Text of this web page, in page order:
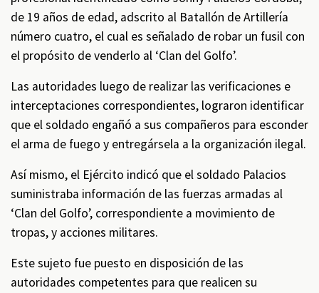
de 19 años de edad, adscrito al Batallón de Artillería
número cuatro, el cual es señalado de robar un fusil con
el propósito de venderlo al ‘Clan del Golfo’.
Las autoridades luego de realizar las verificaciones e
interceptaciones correspondientes, lograron identificar
que el soldado engañó a sus compañeros para esconder
el arma de fuego y entregársela a la organización ilegal.
Así mismo, el Ejército indicó que el soldado Palacios
suministraba información de las fuerzas armadas al
‘Clan del Golfo’, correspondiente a movimiento de
tropas, y acciones militares.
Este sujeto fue puesto en disposición de las
autoridades competentes para que realicen su